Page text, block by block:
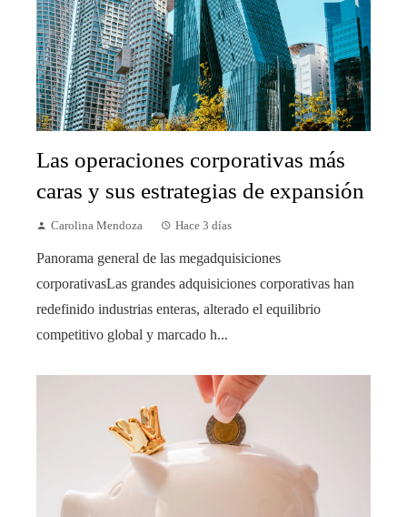
Las operaciones corporativas más
caras y sus estrategias de expansión
Carolina Mendoza Hace 3 días
Panorama general de las megadquisiciones
corporativasLas grandes adquisiciones corporativas han
redefinido industrias enteras, alterado el equilibrio
competitivo global y marcado h...